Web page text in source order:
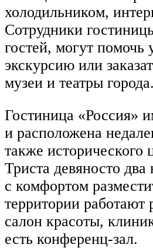
холодильником,
Сотрудники
гостей, могут помочь
экскурсию или
музеи и театры города.
Гостиница «Россия»
и расположена
также исторического
Триста девяносто
с комфортом
территории работают
салон красоты,
есть конференц-зал.